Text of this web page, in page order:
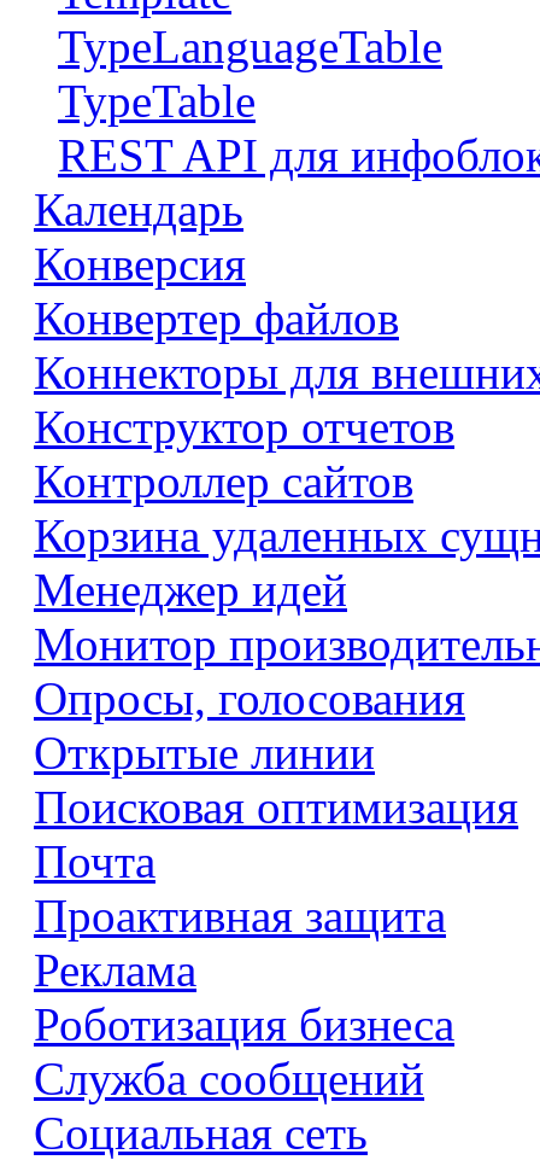
TypeLanguageTable
TypeTable
REST API для
Календарь
Конверсия
Конвертер файлов
Коннекторы для
Конструктор отчетов
Контроллер сайтов
Корзина удаленных
Менеджер идей
Монитор
Опросы, голосования
Открытые линии
Поисковая оптимизация
Почта
Проактивная защита
Реклама
Роботизация бизнеса
Служба сообщений
Социальная сеть